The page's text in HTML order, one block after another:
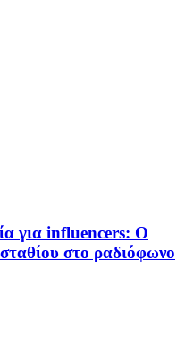
για influencers: Ο
στο ραδιόφωνο